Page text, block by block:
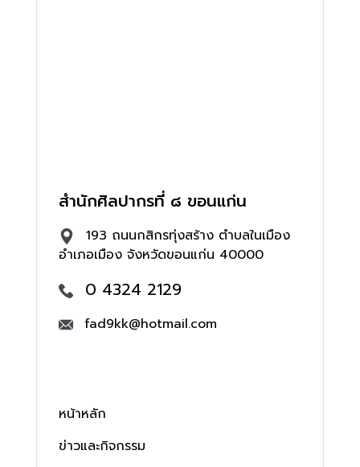
สำนักศิลปากรที่ ๘ ขอนแก่น
193 ถนนกสิกรทุ่งสร้าง ตำบลในเมือง
อำเภอเมือง จังหวัดขอนแก่น 40000
0 4324 2129
fad9kk@hotmail.com
หน้าหลัก
ข่าวและกิจกรรม